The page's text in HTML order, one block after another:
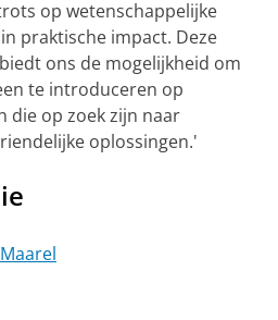
op wetenschappelijke
praktische impact. Deze
ons de mogelijkheid om
te introduceren op
die op zoek zijn naar
oplossingen.'